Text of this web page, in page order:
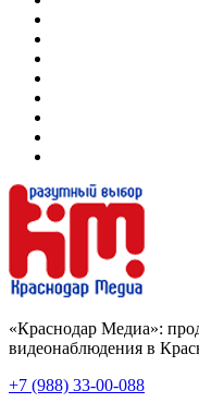
«Краснодар Медиа»:
видеонаблюдения в
+7 (988) 33-00-088